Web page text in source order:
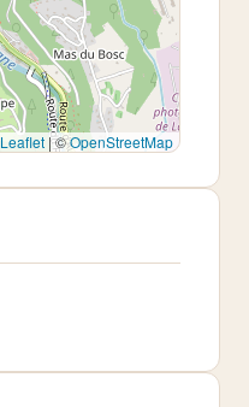
Leaflet |©OpenStreetMap